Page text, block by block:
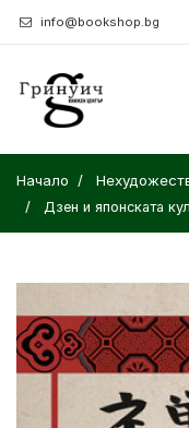
info@bookshop.bg
Начало
Дзен и японската